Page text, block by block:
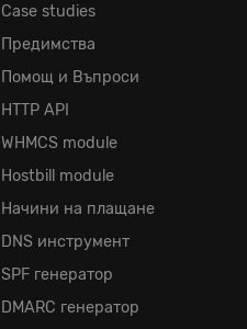
Case studies
Предимства
Помощ и Въпроси
HTTP API
WHMCS module
Hostbill module
Начини на плащане
DNS инструмент
SPF генератор
DMARC генератор